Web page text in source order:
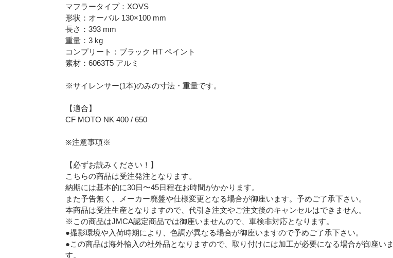
マフラータイプ：XOVS
形状：オーバル 130×100 mm
長さ：393 mm
重量：3 kg
コンプリート：ブラック HT ペイント
素材：6063T5 アルミ
※サイレンサー(1本)のみの寸法・重量です。
【適合】
CF MOTO NK 400 / 650
※注意事項※
【必ずお読みください！】
こちらの商品は受注発注となります。
納期には基本的に30日〜45日程在お時間がかかります。
また予告無く、メーカー廃盤や仕様変更となる場合が御座います。予めご了承下さい。
本商品は受注生産となりますので、代引き注文やご注文後のキャンセルはできません。
※この商品はJMCA認定商品では御座いませんので、車検非対応となります。
●撮影環境や入荷時期により、色調が異なる場合が御座いますので予めご了承下さい。
●この商品は海外輸入の社外品となりますので、取り付けには加工が必要になる場合が御座いま
す。